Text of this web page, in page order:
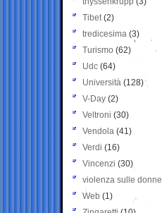
Tibet(2)
tredicesima (3)
Turismo (62)
Udc (64)
Università (128)
V-Day (2)
Veltroni (30)
Vendola (41)
Verdi (16)
Vincenzi (30)
violenza sulle donne
Web (1)